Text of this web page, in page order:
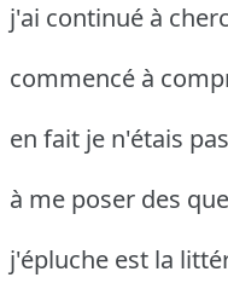
j'ai continué à
commencé à
en fait je n'étais
à me poser des
j'épluche est la